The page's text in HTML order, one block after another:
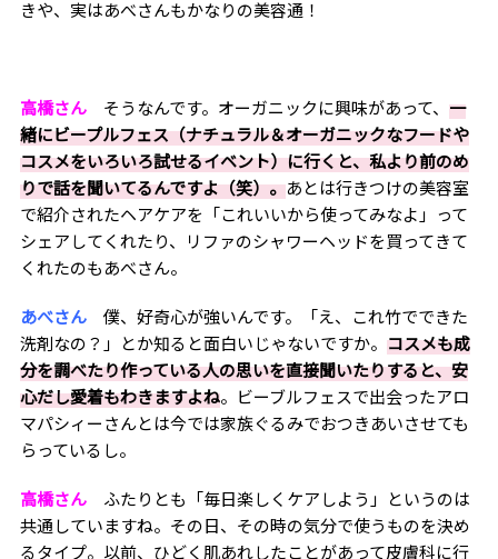
きや、実はあべさんもかなりの美容通！
高橋さんそうなんです。オーガニックに興味があって、 一
緒にビープルフェス（ナチュラル＆オーガニックなフードや
コスメをいろいろ試せるイベント）に行くと、私より前のめ
りで話を聞いてるんですよ（笑）。あとは行きつけの美容室
で紹介されたヘアケアを「これいいから使ってみなよ」って
シェアしてくれたり、リファのシャワーヘッドを買ってきて
くれたのもあべさん。
あべさん僕、好奇心が強いんです。「え、これ竹でできた
洗剤なの？」とか知ると面白いじゃないですか。 コスメも成
分を調べたり作っている人の思いを直接聞いたりすると、安
心だし愛着もわきますよね。ビーブルフェスで出会ったアロ
マパシィーさんとは今では家族ぐるみでおつきあいさせても
らっているし。
高橋さんふたりとも「毎日楽しくケアしよう」というのは
共通していますね。その日、その時の気分で使うものを決め
るタイプ。以前、ひどく肌あれしたことがあって皮膚科に行